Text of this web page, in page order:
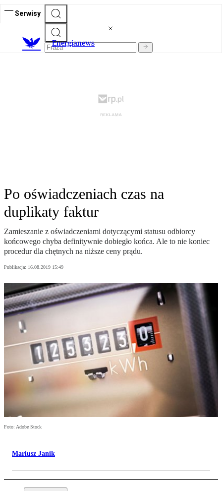
Serwisy
Energianews
Po oświadczeniach czas na
duplikaty faktur
Zamieszanie z oświadczeniami dotyczącymi statusu odbiorcy
końcowego chyba definitywnie dobiegło końca. Ale to nie koniec
procedur dla chętnych na niższe ceny prądu.
Publikacja: 16.08.2019 15:49
Foto: Adobe Stock
Mariusz Janik